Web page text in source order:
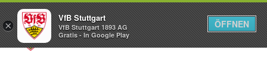
Menü
×
VfB Stuttgart
VfB Stuttgart 1893 AG
Gratis - In Google Play
ÖFFNEN